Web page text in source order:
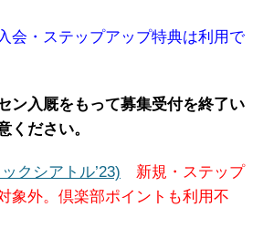
会・ステップアップ特典は利用で
ン入厩をもって募集受付を終了い
ください。
クシアトル’23)
新規・ステップ
象外。倶楽部ポイントも利用不